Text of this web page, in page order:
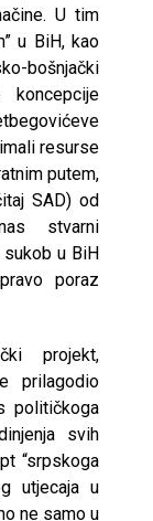
U tim
u BiH, kao
bošnjački
koncepcije
resurse
putem,
SAD) od
stvarni
sukob u BiH
poraz
projekt,
prilagodio
političkoga
svih
“srpskoga
utjecaja u
ne samo u